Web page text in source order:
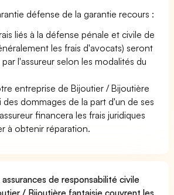
défense de la garantie recours :
liés à la défense pénale et civile de
les frais d'avocats) seront
l'assureur selon les modalités du
entreprise de Bijoutier / Bijoutière
des dommages de la part d'un de ses
financera les frais juridiques
à obtenir réparation.
de responsabilité civile
/ Bijoutière fantaisie couvrent les